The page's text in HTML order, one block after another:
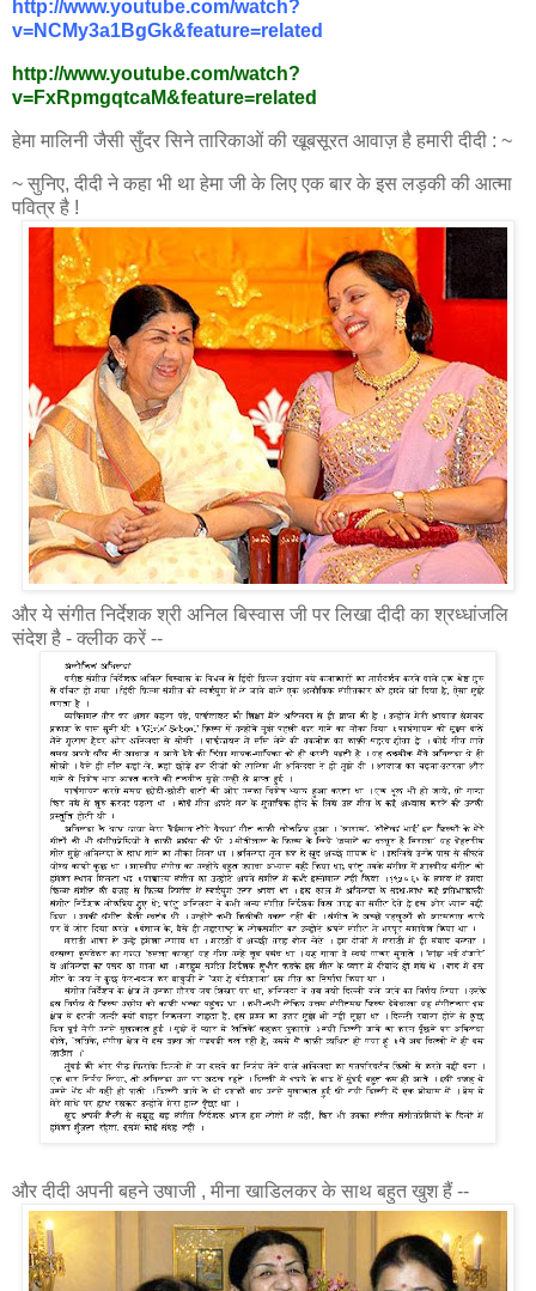
http://www.youtube.com/watch?
v=NCMy3a1BgGk&feature=related
http://www.youtube.com/watch?
v=FxRpmgqtcaM&feature=related
हेमा मालिनी जैसी सुँदर सिने तारिकाओं की खूबसूरत आवाज़ है हमारी दीदी : ~
~ सुनिए, दीदी ने कहा भी था हेमा जी के लिए एक बार के इस लड़की की आत्मा
पवित्र है !
और ये संगीत निर्देशक श्री अनिल बिस्वास जी पर लिखा दीदी का श्रध्धांजलि
संदेश है - क्लीक करें --
और दीदी अपनी बहने उषाजी , मीना खाडिलकर के साथ बहुत खुश हैं --